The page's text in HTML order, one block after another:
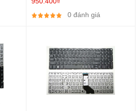
0 đánh giá